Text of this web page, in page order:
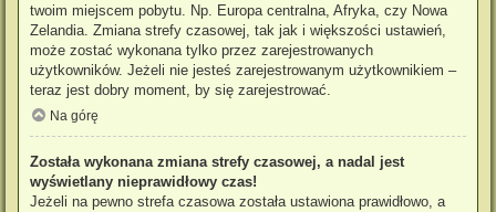
twoim miejscem pobytu. Np. Europa centralna, Afryka, czy Nowa
Zelandia. Zmiana strefy czasowej, tak jak i większości ustawień,
może zostać wykonana tylko przez zarejestrowanych
użytkowników. Jeżeli nie jesteś zarejestrowanym użytkownikiem –
teraz jest dobry moment, by się zarejestrować.
Na górę
Została wykonana zmiana strefy czasowej, a nadal jest
wyświetlany nieprawidłowy czas!
Jeżeli na pewno strefa czasowa została ustawiona prawidłowo, a